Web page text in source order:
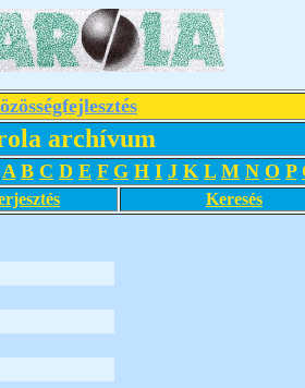
archívum
A B C D E F G H I J K L M N O P
Keresés